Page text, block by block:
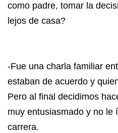
como padre, tomar la
lejos de casa?
-Fue una charla familiar
estaban de acuerdo y
Pero al final decidimos
muy entusiasmado y no le
carrera.